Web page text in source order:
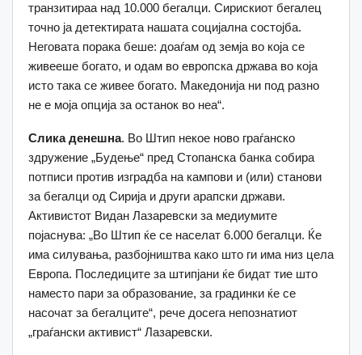
транзитираа над 10.000 бегалци. Сирискиот бегалец
точно ја детектирата нашата социјална состојба.
Неговата порака беше: доаѓам од земја во која се
живееше богато, и одам во европска држава во која
исто така се живее богато. Македонија ни под разно
не е моја опција за останок во неа“.
Слика денешна. Во Штип некое ново граѓанско
здружение „Будење“ пред Стопанска банка собира
потписи против изградба на кампови и (или) станови
за бегалци од Сирија и други арапски држави.
Активистот Видан Лазаревски за медиумите
појаснува: „Во Штип ќе се населат 6.000 бегалци. Ќе
има силувања, разбојништва како што ги има низ цела
Европа. Последиците за штипјани ќе бидат тие што
наместо пари за образование, за градинки ќе се
насочат за бегалците“, рече досега непознатиот
„граѓански активист“ Лазаревски.